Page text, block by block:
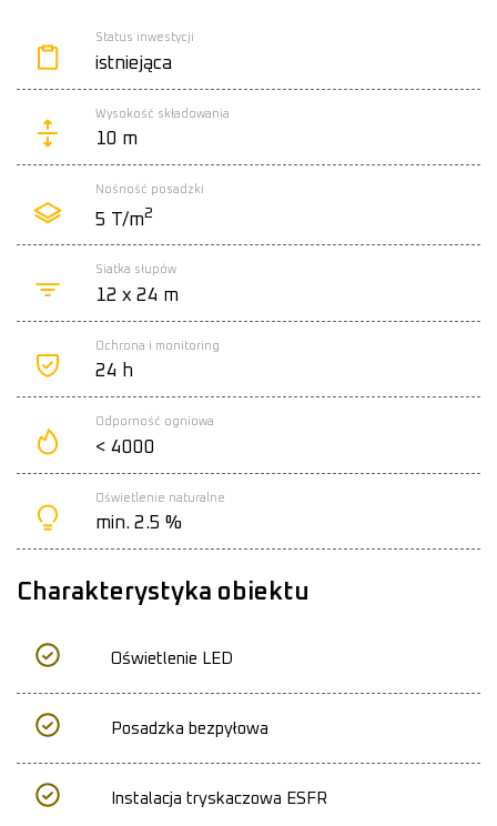
Status inwestycji
istniejąca
Wysokość składowania
10 m
Nośność posadzki
5 T/m2
Siatka słupów
12 x 24 m
Ochrona i monitoring
24 h
Odporność ogniowa
< 4000
Oświetlenie naturalne
min. 2.5 %
Charakterystyka obiektu
Oświetlenie LED
Posadzka bezpyłowa
Instalacja tryskaczowa ESFR